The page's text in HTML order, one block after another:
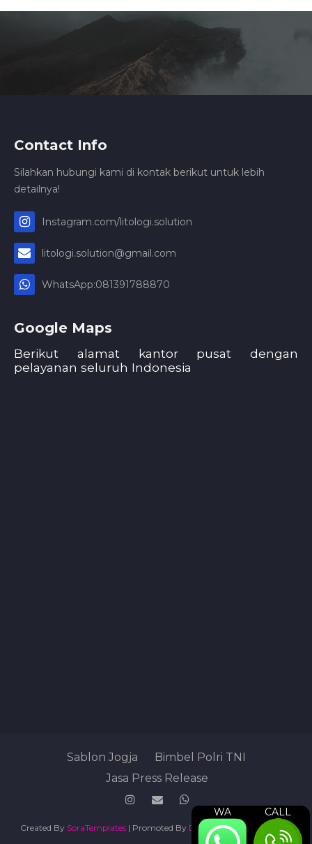
WA CALL
Contact Info
Silahkan hubungi kami di kontak berikut untuk lebih
detailnya!
Instagram.com/litologi.solution
litologi.solution@gmail.com
WhatsApp:081391788870
Google Maps
Berikut alamat kantor pusat dengan
pelayanan seluruh Indonesia
Sablon Jogja
Bimbel Polri TNI
Jasa Press Release
Created By SoraTemplates| Promoted By Digital Marketing Agency